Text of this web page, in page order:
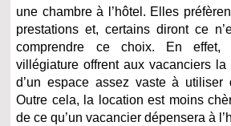
une chambre à l’hôtel. Elles
prestations et, certains diront ce
comprendre ce choix. En effet,
villégiature offrent aux vacanciers
d’un espace assez vaste à utiliser
Outre cela, la location est moins
de ce qu’un vacancier dépensera à